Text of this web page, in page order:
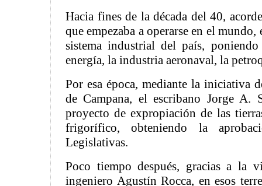
Hacia fines de la década del 40,
que empezaba a operarse en el
sistema industrial del país,
energía, la industria aeronaval, la
Por esa época, mediante la iniciativa
de Campana, el escribano Jorge A.
proyecto de expropiación de las
frigorífico, obteniendo la
Legislativas.
Poco tiempo después, gracias a la
ingeniero Agustín Rocca, en esos